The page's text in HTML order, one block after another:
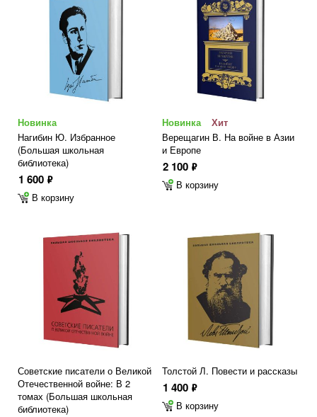
Новинка
Нагибин Ю. Избранное
(Большая школьная
библиотека)
1 600 ф
В корзину
Новинка
Хит
Верещагин В. На войне в Азии
и Европе
2 100 ф
В корзину
Советские писатели о Великой
Отечественной войне: В 2
томах (Большая школьная
библиотека)
Толстой Л. Повести и рассказы
1 400 ф
В корзину